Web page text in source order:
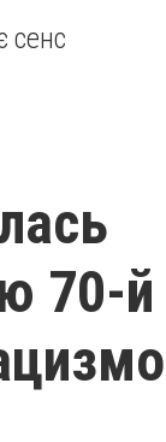
сенс
70-й